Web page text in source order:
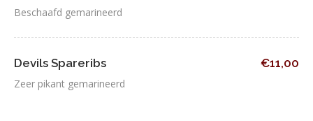
Beschaafd gemarineerd
Devils Spareribs
Zeer pikant gemarineerd
€11,00